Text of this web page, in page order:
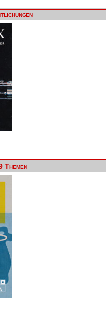
Themen